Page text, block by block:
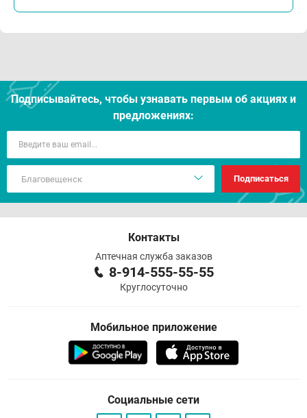
Подписывайтесь, чтобы узнавать первым об акцияx и
предложениях:
Подписаться
Контакты
Аптечная служба заказов
8-914-555-55-55
Круглосуточно
Мобильное приложение
Социальные сети